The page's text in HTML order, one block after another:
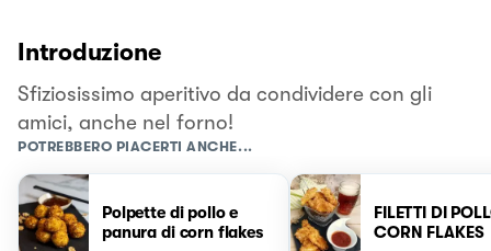
Introduzione
Sfiziosissimo aperitivo da condividere con gli
amici, anche nel forno!
POTREBBERO PIACERTI ANCHE...
Polpette di pollo e
panura di corn flakes
FILETTI DI
CORN FLAKES